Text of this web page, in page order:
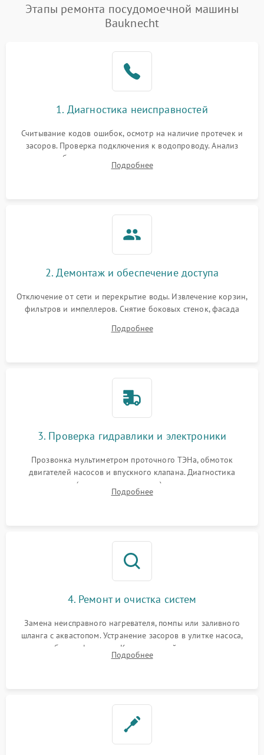
Этапы ремонта посудомоечной машины
Bauknecht
1. Диагностика неисправностей
Считывание кодов ошибок, осмотр на наличие протечек и
засоров. Проверка подключения к водопроводу. Анализ
жалоб на отсутствие слива, нагрева, вращения
разбрызгивателей или срабатывание системы защиты
Подробнее
2. Демонтаж и обеспечение доступа
Отключение от сети и перекрытие воды. Извлечение корзин,
фильтров и импеллеров. Снятие боковых стенок, фасада
циркуляционному насосу, ТЭНу и сливной помпе.
Подробнее
3. Проверка гидравлики и электроники
Прозвонка мультиметром проточного ТЭНа, обмоток
двигателей насосов и впускного клапана. Диагностика
прессостата (датчика уровня воды), датчика мутности,
концевика дверцы и электронного модуля управления.
Подробнее
4. Ремонт и очистка систем
Замена неисправного нагревателя, помпы или заливного
шланга с аквастопом. Устранение засоров в улитке насоса,
патрубках и фильтрах. Компонентный ремонт платы
управления, восстановление поврежденной проводки.
Подробнее